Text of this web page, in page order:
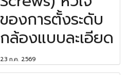
ของการตั้งระดับ
กล้องแบบละเอียด
23 ก.ค. 2569